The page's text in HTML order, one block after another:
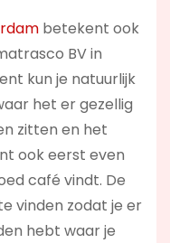
betekent ook
BV in
kun je natuurlijk
het er gezellig
zitten en het
ook eerst even
café vindt. De
vinden zodat je er
hebt waar je